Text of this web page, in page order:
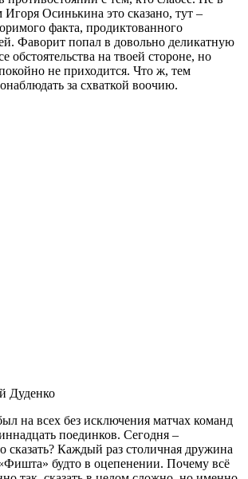
Осинькина это сказано, тут –
факта, продиктованного
Фаворит попал в довольно деликатную
обстоятельства на твоей стороне, но
не приходится. Что ж, тем
за схваткой воочию.
Дуденко
на всех без исключения матчах команд
поединков. Сегодня –
сказать? Каждый раз столичная дружина
будто в оцепенении. Почему всё